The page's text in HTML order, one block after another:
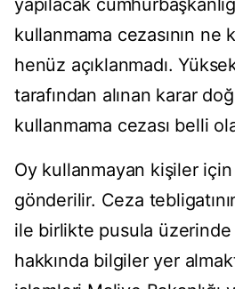
yapılacak
kullanmama cezasının ne
henüz açıklanmadı.
tarafından alınan karar
kullanmama cezası belli
Oy kullanmayan kişiler
gönderilir. Ceza
ile birlikte pusula
hakkında bilgiler yer